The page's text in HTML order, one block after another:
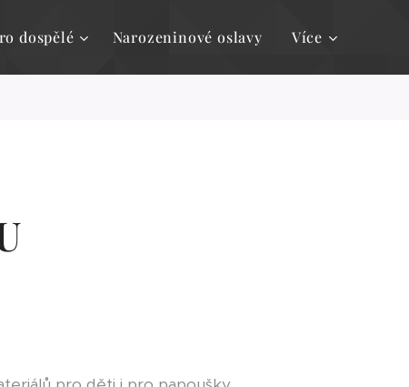
dospělé Narozeninové oslavy Více